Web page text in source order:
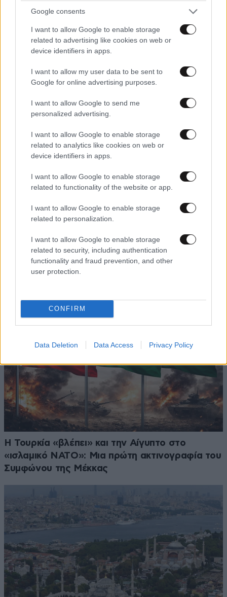
Google consents
I want to allow Google to enable storage
related to advertising like cookies on web or
device identifiers in apps.
I want to allow my user data to be sent to
Google for online advertising purposes.
I want to allow Google to send me
personalized advertising.
I want to allow Google to enable storage
related to analytics like cookies on web or
device identifiers in apps.
I want to allow Google to enable storage
related to functionality of the website or app.
I want to allow Google to enable storage
related to personalization.
I want to allow Google to enable storage
related to security, including authentication
functionality and fraud prevention, and other
user protection.
CONFIRM
Data Deletion Data Access Privacy Policy
Ισραηλινό ΥΠΕΞ: Σύσταση για αυξημένη
προσοχή στους Ισραηλινούς που βρίσκονται
στην Ελλάδα ενόψει φιλοπαλαιστινιακών
συγκεντρώσεων
Τουρκία: «Παγώνουν» διώξεις και ποινές για το
PKK – Τι προβλέπει το νομοσχέδιο που πέρασε
από την Εθνοσυνέλευση
Η Τουρκία «βλέπει» και την Αίγυπτο στο
«ισλαμικό ΝΑΤΟ»: Μια πρώτη ακτινογραφία του
Συμφώνου της Μέκκας